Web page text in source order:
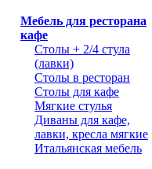
Мебель для ресторана
кафе
Столы + 2/4 стула
(лавки)
Столы в ресторан
Столы для кафе
Мягкие стулья
Диваны для кафе,
лавки, кресла мягкие
Итальянская мебель